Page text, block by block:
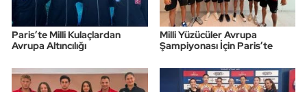
Paris’te Milli Kulaçlardan
Avrupa Altıncılığı
Milli Yüzücüler Avrupa
Şampiyonası İçin Paris’te